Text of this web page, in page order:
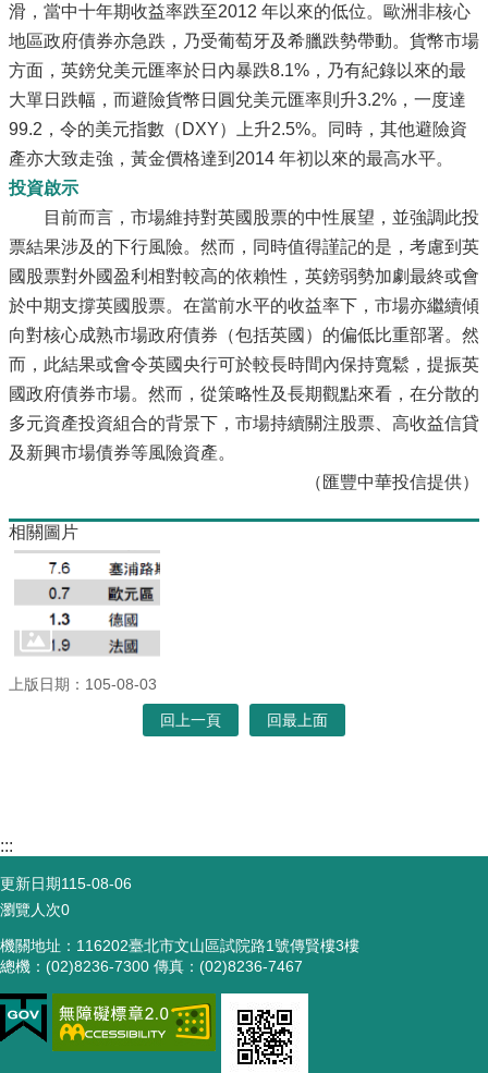
滑，當中十年期收益率跌至2012 年以來的低位。歐洲非核心
地區政府債券亦急跌，乃受葡萄牙及希臘跌勢帶動。貨幣市場
方面，英鎊兌美元匯率於日內暴跌8.1%，乃有紀錄以來的最
大單日跌幅，而避險貨幣日圓兌美元匯率則升3.2%，一度達
99.2，令的美元指數（DXY）上升2.5%。同時，其他避險資
產亦大致走強，黃金價格達到2014 年初以來的最高水平。
投資啟示
目前而言，市場維持對英國股票的中性展望，並強調此投
票結果涉及的下行風險。然而，同時值得謹記的是，考慮到英
國股票對外國盈利相對較高的依賴性，英鎊弱勢加劇最終或會
於中期支撐英國股票。在當前水平的收益率下，市場亦繼續傾
向對核心成熟市場政府債券（包括英國）的偏低比重部署。然
而，此結果或會令英國央行可於較長時間內保持寬鬆，提振英
國政府債券市場。然而，從策略性及長期觀點來看，在分散的
多元資產投資組合的背景下，市場持續關注股票、高收益信貸
及新興市場債券等風險資產。
（匯豐中華投信提供）
相關圖片
上版日期：105-08-03
回上一頁 回最上面
:::
更新日期115-08-06
瀏覽人次0
機關地址：116202臺北市文山區試院路1號傳賢樓3樓
總機：(02)8236-7300 傳真：(02)8236-7467